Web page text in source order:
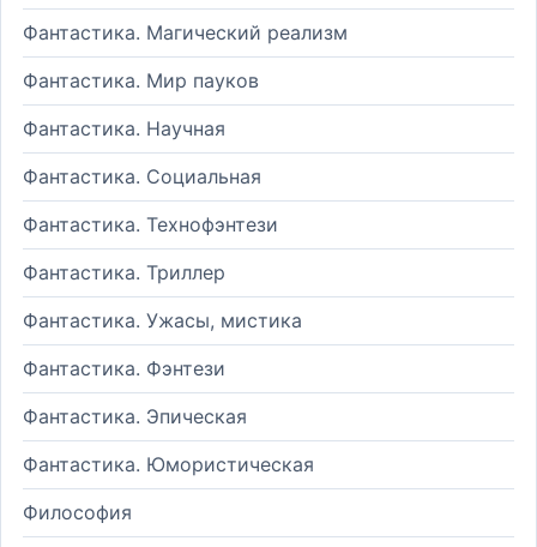
Фантастика. Магический реализм
Фантастика. Мир пауков
Фантастика. Научная
Фантастика. Социальная
Фантастика. Технофэнтези
Фантастика. Триллер
Фантастика. Ужасы, мистика
Фантастика. Фэнтези
Фантастика. Эпическая
Фантастика. Юмористическая
Философия